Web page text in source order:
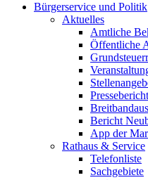
Bürgerservice und Politik
Aktuelles
Amtliche
Öffentliche
Bericht
App der
Rathaus & Service
Telefonliste
Sachgebiete